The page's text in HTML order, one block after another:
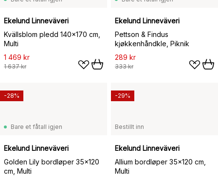
Ekelund Linneväveri
Kvällsblom pledd 140x170 cm,
Multi
1 469 kr
1 637 kr
Ekelund Linneväveri
Pettson & Findus
kjøkkenhåndkle, Piknik
289 kr
333 kr
Bare et fåtall igjen
Ekelund Linneväveri
Golden Lily bordløper 35x120
cm, Multi
-28%
Bestillt inn
Ekelund Linneväveri
Allium bordløper 35x120 cm,
Multi
-29%